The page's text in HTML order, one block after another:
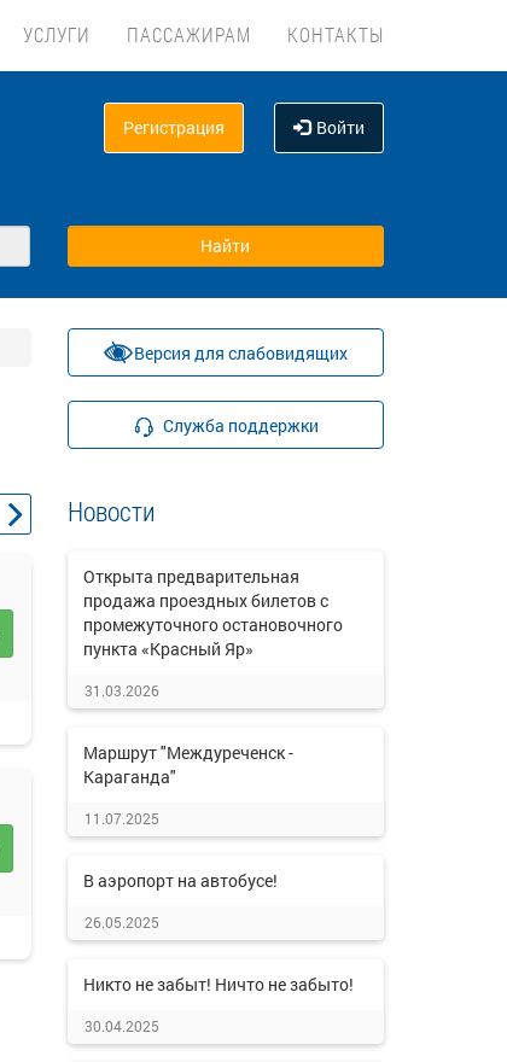
УСЛУГИ ПАССАЖИРАМ КОНТАКТЫ
Регистрация Войти
Версия для слабовидящих
Служба поддержки
Новости
Открыта предварительная
продажа проездных билетов с
промежуточного остановочного
пункта «Красный Яр»
31.03.2026
Маршрут "Междуреченск -
Караганда"
11.07.2025
В аэропорт на автобусе!
26.05.2025
Никто не забыт! Ничто не забыто!
30.04.2025